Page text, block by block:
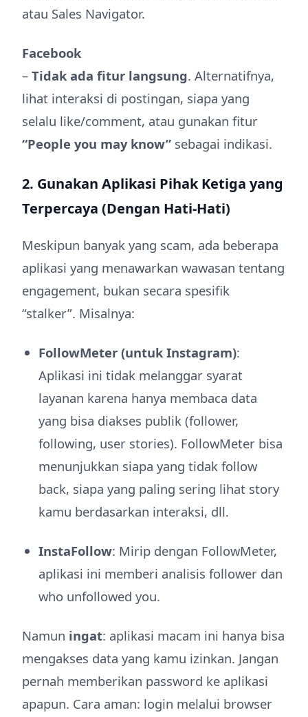
atau Sales Navigator.
Facebook
– Tidak ada fitur langsung. Alternatifnya,
lihat interaksi di postingan, siapa yang
selalu like/comment, atau gunakan fitur
“People you may know” sebagai indikasi.
2. Gunakan Aplikasi Pihak Ketiga yang
Terpercaya (Dengan Hati-Hati)
Meskipun banyak yang scam, ada beberapa
aplikasi yang menawarkan wawasan tentang
engagement, bukan secara spesifik
“stalker”. Misalnya:
FollowMeter (untuk Instagram):
Aplikasi ini tidak melanggar syarat
layanan karena hanya membaca data
yang bisa diakses publik (follower,
following, user stories). FollowMeter bisa
menunjukkan siapa yang tidak follow
back, siapa yang paling sering lihat story
kamu berdasarkan interaksi, dll.
InstaFollow: Mirip dengan FollowMeter,
aplikasi ini memberi analisis follower dan
who unfollowed you.
Namun ingat: aplikasi macam ini hanya bisa
mengakses data yang kamu izinkan. Jangan
pernah memberikan password ke aplikasi
apapun. Cara aman: login melalui browser